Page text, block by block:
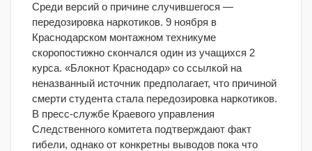
Среди версий о причине случившегося —
передозировка наркотиков. 9 ноября в
Краснодарском монтажном техникуме
скоропостижно скончался один из учащихся 2
курса. «Блокнот Краснодар» со ссылкой на
неназванный источник предполагает, что причиной
смерти студента стала передозировка наркотиков.
В пресс-службе Краевого управления
Следственного комитета подтверждают факт
гибели, однако от конкретны выводов пока что